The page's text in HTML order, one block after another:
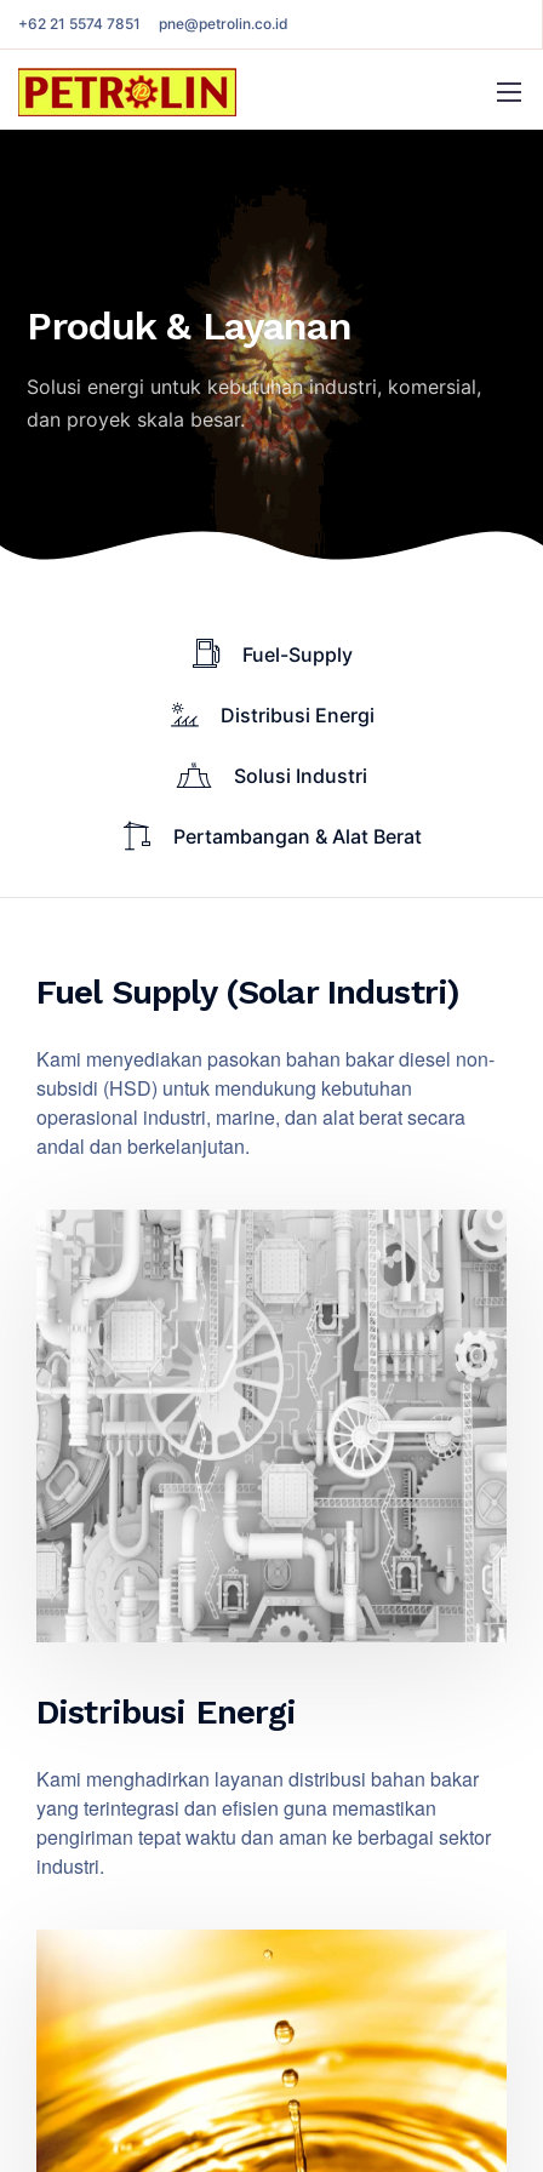
+62 21 5574 7851 pne@petrolin.co.id
Produk & Layanan
Solusi energi untuk kebutuhan industri, komersial,
dan proyek skala besar.
Fuel-Supply
Distribusi Energi
Solusi Industri
Pertambangan & Alat Berat
Fuel Supply (Solar Industri)
Kami menyediakan pasokan bahan bakar diesel non-
subsidi (HSD) untuk mendukung kebutuhan
operasional industri, marine, dan alat berat secara
andal dan berkelanjutan.
Distribusi Energi
Kami menghadirkan layanan distribusi bahan bakar
yang terintegrasi dan efisien guna memastikan
pengiriman tepat waktu dan aman ke berbagai sektor
industri.